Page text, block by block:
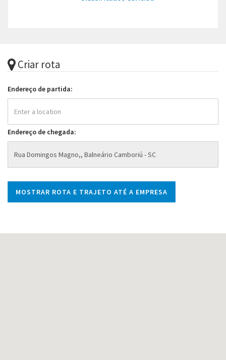
Criar rota
Endereço de partida:
Endereço de chegada: